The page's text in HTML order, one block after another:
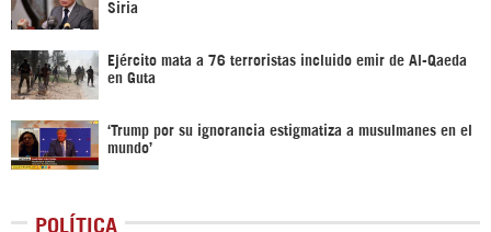
Siria
Ejército mata a 76 terroristas incluido emir de Al-Qaeda
en Guta
‘Trump por su ignorancia estigmatiza a musulmanes en el
mundo’
POLÍTICA